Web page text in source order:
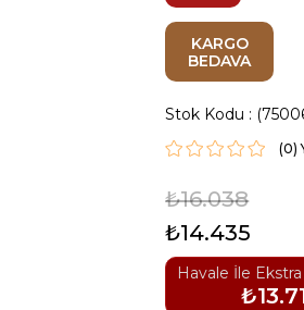
KARGO
BEDAVA
Stok Kodu
(0)
₺16.038
₺14.435
Havale İle